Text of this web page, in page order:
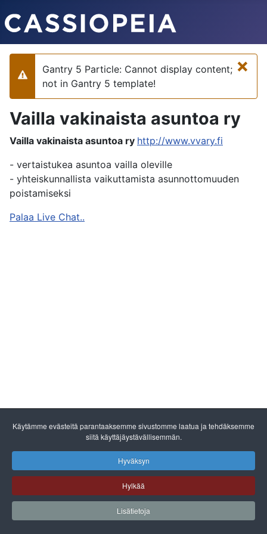
×
Varoitus
Gantry 5 Particle: Cannot display content;
not in Gantry 5 template!
Vailla vakinaista asuntoa ry
Vailla vakinaista asuntoa ry http://www.vvary.fi
- vertaistukea asuntoa vailla oleville
- yhteiskunnallista vaikuttamista asunnottomuuden
poistamiseksi
Palaa Live Chat..
Käytämme evästeitä parantaaksemme sivustomme laatua ja tehdäksemme
siitä käyttäjäystävällisemmän.
Hyväksyn
Hylkää
Lisätietoja